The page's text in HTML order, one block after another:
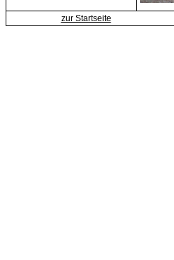
zur Startseite